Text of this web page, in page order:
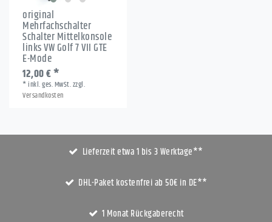
original
Mehrfachschalter
Schalter Mittelkonsole
links VW Golf 7 VII GTE
E-Mode
12,00 € *
*inkl. ges. MwSt.zzgl.
Versandkosten
Lieferzeit etwa 1 bis 3 Werktage**
DHL-Paket kostenfrei ab 50€ in DE**
1 Monat Rückgaberecht